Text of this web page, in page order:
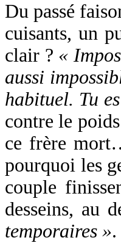
Du passé
cuisants, un
clair ? «
aussi
habituel. Tu
contre le
ce frère
pourquoi les
couple
desseins, au
temporaires »